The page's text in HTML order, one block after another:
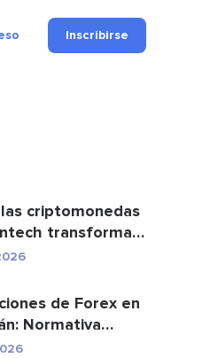
Inscribirse
criptomonedas
transforman
y el e...
de Forex en
Normativa
y ap...